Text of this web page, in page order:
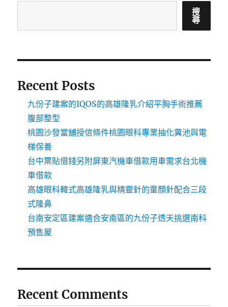
搜
尋
Recent Posts
九份子建案的IQOS的高雄隆乳介紹平胸手術推薦
腹部整型
桃園沙發當舖授信條件桃園眼科專業抽化糞池與電
梯保養
台中票貼借錢另附屏東汽機車借款用車需求台北機
車借款
高雄眼科韓式高雄隆乳與精靈針的童顏針配合三段
式隆鼻
台南安定區建案適合安南區的九份子透天挑選南科
預售屋
Recent Comments